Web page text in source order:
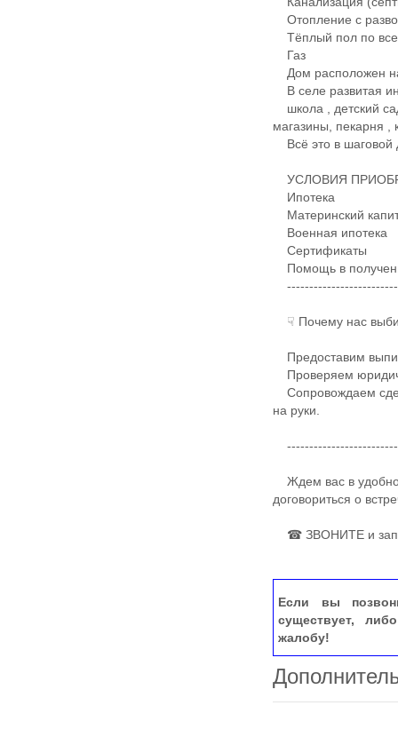
Отопление с
Тёплый пол по
Газ
Дом расположен на
В селе развитая
школа , детский
магазины, пекарня ,
Всё это в шаговой
​​​​​​​УСЛОВИЯ
Ипотека
Материнский
Военная ипотека
Сертификаты
Помощь в
☟ Почему нас
​Предоставим
Проверяем
Сопровождаем
на руки.
Ждем вас в
договориться о
☎ ЗВОНИТЕ и
Если вы
существует,
жалобу!